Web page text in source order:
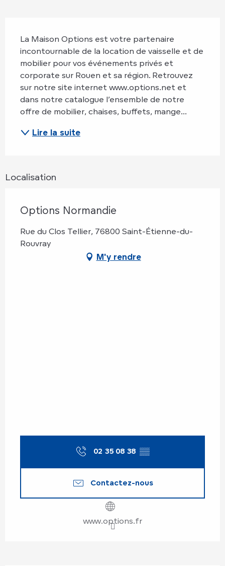
La Maison Options est votre partenaire
incontournable de la location de vaisselle et de
mobilier pour vos événements privés et
corporate sur Rouen et sa région. Retrouvez
sur notre site internet www.options.net et
dans notre catalogue l’ensemble de notre
offre de mobilier, chaises, buffets, mange...
Lire la suite
Localisation
Options Normandie
Rue du Clos Tellier, 76800 Saint-Étienne-du-
Rouvray
M'y rendre
02 35 08 38 ▒▒
Contactez-nous
www.options.fr